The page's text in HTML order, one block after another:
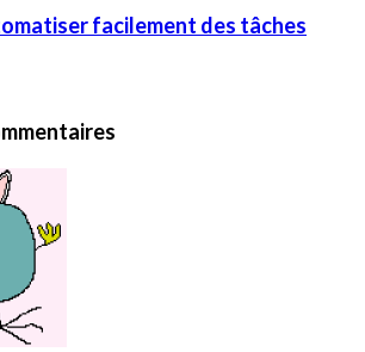
facilement des tâches